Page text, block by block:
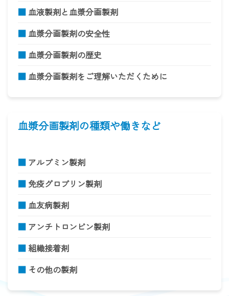
血液製剤と血漿分画製剤
血漿分画製剤の安全性
血漿分画製剤の歴史
血漿分画製剤をご理解いただくために
血漿分画製剤の種類や働きなど
アルブミン製剤
免疫グロブリン製剤
血友病製剤
アンチトロンビン製剤
組織接着剤
その他の製剤